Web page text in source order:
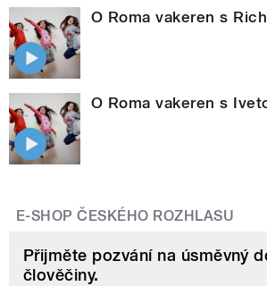
O Roma vakeren s
O Roma vakeren s
E-SHOP ČESKÉHO ROZHLASU
Přijměte pozvání na úsměvný
člověčiny.